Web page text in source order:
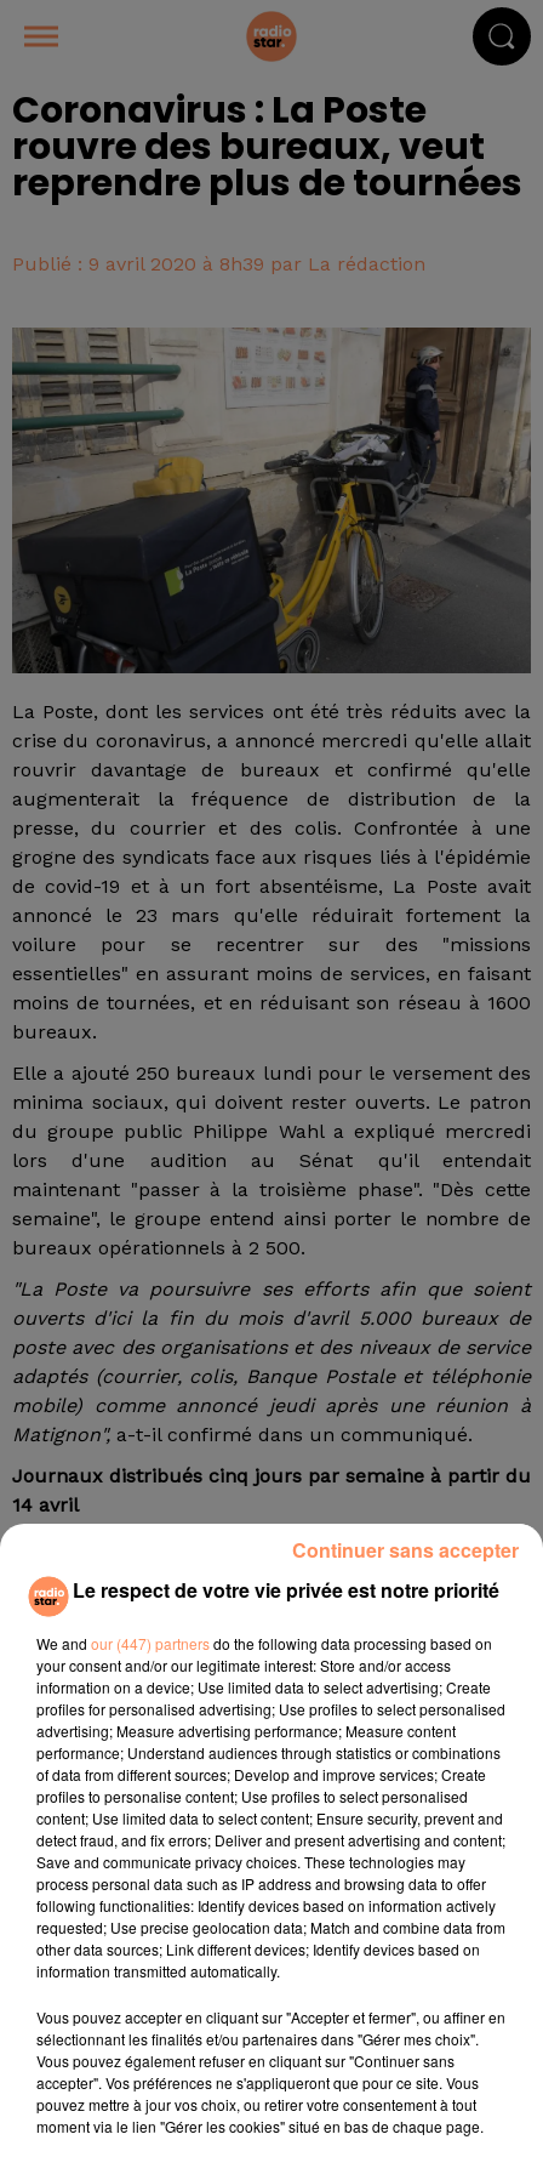
Coronavirus : La Poste
rouvre des bureaux, veut
reprendre plus de tournées
Publié : 9 avril 2020 à 8h39 par La rédaction
La Poste, dont les services ont été très réduits avec la
crise du coronavirus, a annoncé mercredi qu'elle allait
rouvrir davantage de bureaux et confirmé qu'elle
augmenterait la fréquence de distribution de la
presse, du courrier et des colis. Confrontée à une
grogne des syndicats face aux risques liés à l'épidémie
de covid-19 et à un fort absentéisme, La Poste avait
annoncé le 23 mars qu'elle réduirait fortement la
voilure pour se recentrer sur des "missions
essentielles" en assurant moins de services, en faisant
moins de tournées, et en réduisant son réseau à 1600
bureaux.
Elle a ajouté 250 bureaux lundi pour le versement des
minima sociaux, qui doivent rester ouverts. Le patron
du groupe public Philippe Wahl a expliqué mercredi
lors d'une audition au Sénat qu'il entendait
maintenant "passer à la troisième phase". "Dès cette
semaine", le groupe entend ainsi porter le nombre de
bureaux opérationnels à 2 500.
"La Poste va poursuivre ses efforts afin que soient
ouverts d'ici la fin du mois d'avril 5.000 bureaux de
poste avec des organisations et des niveaux de service
adaptés (courrier, colis, Banque Postale et téléphonie
mobile) comme annoncé jeudi après une réunion à
Matignon", a-t-il confirmé dans un communiqué.
Journaux distribués cinq jours par semaine à partir du
14 avril
En ajoutant les réseaux partenaires --relais postes
commerçants et agences communales--, l'objectif est
d'avoir 10 000 points de contact postaux accessibles
dans tout le pays, sur 17 000. La liste des bureaux
ouverts est mise à jour sur le site laposte.fr. Au Sénat,
Philippe Wahl a notamment été très critiqué par des
élus des zones rurales, où de nombreux bureaux ont
été fermés.
La Poste a aussi confirmé qu'elle allait augmenter la
fréquence de distribution de la presse, du courrier et
des colis, qui avait été réduite aux mercredi, jeudi et
vendredi. Pour la presse, elle a ajouté un jour cette
semaine, et va distribuer les journaux cinq jours par
semaine à partir du 14 avril. Le groupe entend
également distribuer progressivement les colis et le
cinq jours» selon Philippe Wahl, qui ne s'est engagé
sur aucune échéance.
Quant aux colis restés en souffrance dans des
bureaux de poste fermés, ils vont être récupérés et
Le respect de votre vie privée est notre priorité
We and our (447) partnersdo the following data processing based on
your consent and/or our legitimate interest: Store and/or access
information on a device; Use limited data to select advertising; Create
profiles for personalised advertising; Use profiles to select personalised
advertising; Measure advertising performance; Measure content
performance; Understand audiences through statistics or combinations
of data from different sources; Develop and improve services; Create
profiles to personalise content; Use profiles to select personalised
content; Use limited data to select content; Ensure security, prevent and
detect fraud, and fix errors; Deliver and present advertising and content;
Save and communicate privacy choices. These technologies may
process personal data such as IP address and browsing data to offer
following functionalities: Identify devices based on information actively
requested; Use precise geolocation data; Match and combine data from
other data sources; Link different devices; Identify devices based on
information transmitted automatically.
Vous pouvez accepter en cliquant sur "Accepter et fermer", ou affiner en
sélectionnant les finalités et/ou partenaires dans "Gérer mes choix".
Vous pouvez également refuser en cliquant sur "Continuer sans
accepter". Vos préférences ne s'appliqueront que pour ce site. Vous
pouvez mettre à jour vos choix, ou retirer votre consentement à tout
moment via le lien "Gérer les cookies" situé en bas de chaque page.
Continuer sans accepter